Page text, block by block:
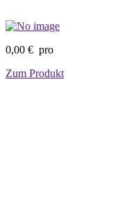
0,00 € pro
Zum Produkt